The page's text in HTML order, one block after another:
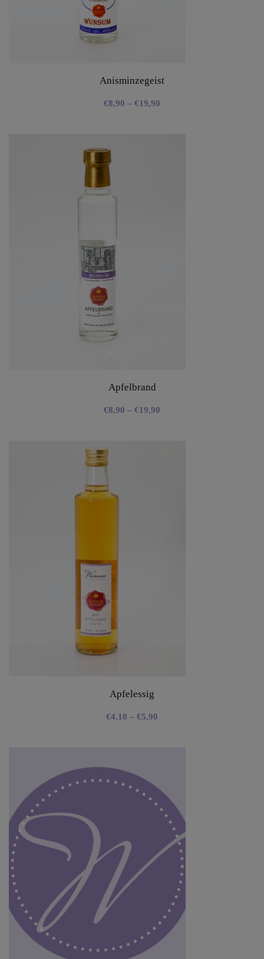
Anisminzegeist
€8,90 – €19,90
Apfelbrand
€8,90 – €19,90
Apfelessig
€4,10 – €5,90